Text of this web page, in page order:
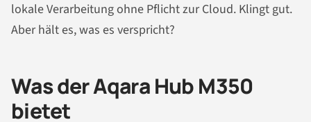
lokale Verarbeitung ohne Pflicht zur Cloud. Klingt gut.
Aber hält es, was es verspricht?
Was der Aqara Hub M350
bietet